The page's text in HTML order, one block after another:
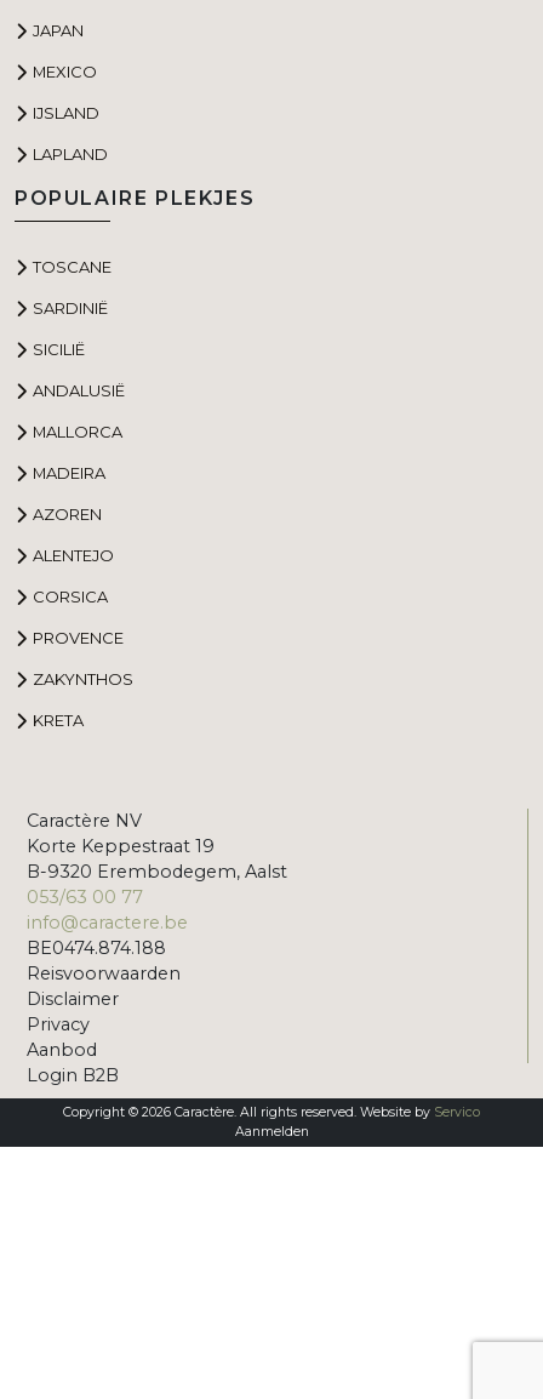
JAPAN
MEXICO
IJSLAND
LAPLAND
POPULAIRE PLEKJES
TOSCANE
SARDINIË
SICILIË
ANDALUSIË
MALLORCA
MADEIRA
AZOREN
ALENTEJO
CORSICA
PROVENCE
ZAKYNTHOS
KRETA
Caractère NV
Korte Keppestraat 19
B-9320 Erembodegem, Aalst
053/63 00 77
info@caractere.be
BE0474.874.188
Reisvoorwaarden
Disclaimer
Privacy
Aanbod
Login B2B
Copyright © 2026 Caractère. All rights reserved. Website by Servico
Aanmelden